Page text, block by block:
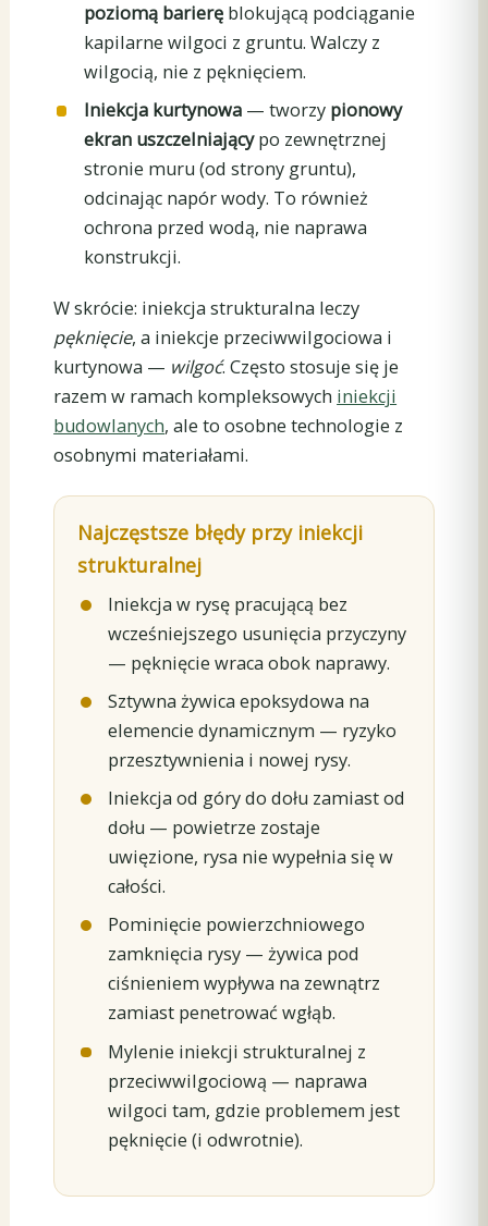
poziomą barieręblokującą podciąganie
kapilarne wilgoci z gruntu. Walczy z
wilgocią, nie z pęknięciem.
Iniekcja kurtynowa— tworzy pionowy
ekran uszczelniającypo zewnętrznej
stronie muru (od strony gruntu),
odcinając napór wody. To również
ochrona przed wodą, nie naprawa
konstrukcji.
W skrócie: iniekcja strukturalna leczy
pęknięcie, a iniekcje przeciwwilgociowa i
kurtynowa — wilgoć. Często stosuje się je
razem w ramach kompleksowych iniekcji
budowlanych, ale to osobne technologie z
osobnymi materiałami.
Najczęstsze błędy przy iniekcji
strukturalnej
Iniekcja w rysę pracującą bez
wcześniejszego usunięcia przyczyny
— pęknięcie wraca obok naprawy.
Sztywna żywica epoksydowa na
elemencie dynamicznym — ryzyko
przesztywnienia i nowej rysy.
Iniekcja od góry do dołu zamiast od
dołu — powietrze zostaje
uwięzione, rysa nie wypełnia się w
całości.
Pominięcie powierzchniowego
zamknięcia rysy — żywica pod
ciśnieniem wypływa na zewnątrz
zamiast penetrować wgłąb.
Mylenie iniekcji strukturalnej z
przeciwwilgociową — naprawa
wilgoci tam, gdzie problemem jest
pęknięcie (i odwrotnie).